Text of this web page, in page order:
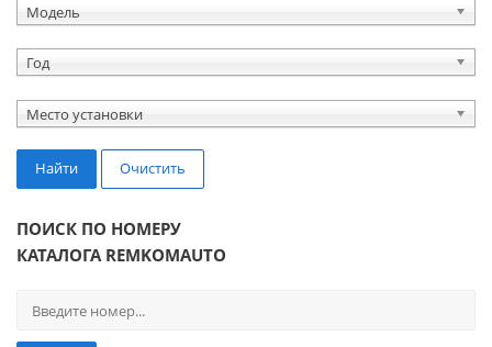
Модель
Год
Место установки
Найти Очистить
ПОИСК ПО НОМЕРУ
КАТАЛОГА REMKOMAUTO